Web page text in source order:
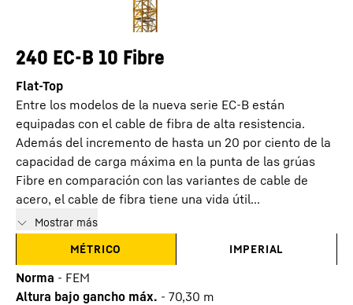
240 EC-B 10 Fibre
Flat-Top
Entre los modelos de la nueva serie EC-B están
equipadas con el cable de fibra de alta resistencia.
Además del incremento de hasta un 20 por ciento de la
capacidad de carga máxima en la punta de las grúas
Fibre en comparación con las variantes de cable de
acero, el cable de fibra tiene una vida útil...
Mostrar más
MÉTRICO
IMPERIAL
Norma - FEM
Altura bajo gancho máx. - 70,30 m